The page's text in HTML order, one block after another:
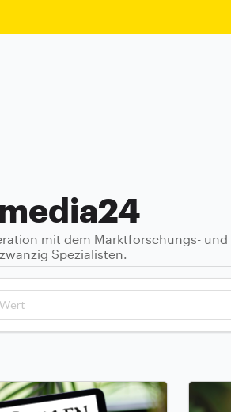
mit dem Marktforschungs-
Spezialisten.